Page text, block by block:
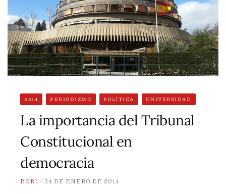
2014 PERIODISMO POLÍTICA UNIVERSIDAD
La importancia del Tribunal
Constitucional en
democracia
BORI 24 DE ENERO DE 2014